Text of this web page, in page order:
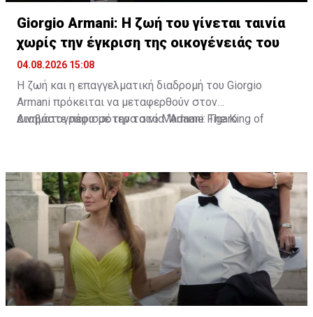
Giorgio Armani: Η ζωή του γίνεται ταινία
χωρίς την έγκριση της οικογένειάς του
04.08.2026 15:08
Η ζωή και η επαγγελματική διαδρομή του Giorgio
Armani πρόκειται να μεταφερθούν στον
κινηματογράφο με την ταινία “Armani: The King of
Διαβάστε περισσότερα στο Madame Figaro